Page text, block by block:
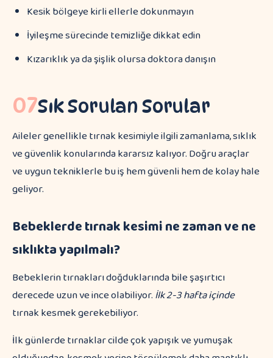
Kesik bölgeye kirli ellerle dokunmayın
İyileşme sürecinde temizliğe dikkat edin
Kızarıklık ya da şişlik olursa doktora danışın
07Sık Sorulan Sorular
Aileler genellikle tırnak kesimiyle ilgili zamanlama, sıklık
ve güvenlik konularında kararsız kalıyor. Doğru araçlar
ve uygun tekniklerle bu iş hem güvenli hem de kolay hale
geliyor.
Bebeklerde tırnak kesimi ne zaman ve ne
sıklıkta yapılmalı?
Bebeklerin tırnakları doğduklarında bile şaşırtıcı
derecede uzun ve ince olabiliyor.İlk 2-3 hafta içinde
tırnak kesmek gerekebiliyor.
İlk günlerde tırnaklar cilde çok yapışık ve yumuşak